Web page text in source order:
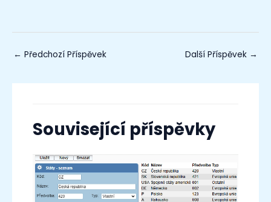
← Předchozí Příspěvek Další Příspěvek →
Související příspěvky